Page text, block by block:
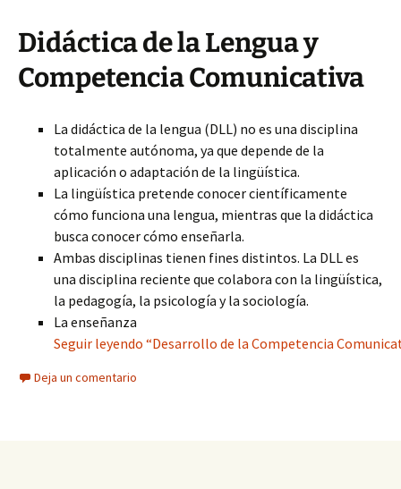
Didáctica de la Lengua y
Competencia Comunicativa
La didáctica de la lengua (DLL) no es una disciplina
totalmente autónoma, ya que depende de la
aplicación o adaptación de la lingüística.
La lingüística pretende conocer científicamente
cómo funciona una lengua, mientras que la didáctica
busca conocer cómo enseñarla.
Ambas disciplinas tienen fines distintos. La DLL es
una disciplina reciente que colabora con la lingüística,
la pedagogía, la psicología y la sociología.
La enseñanza
Seguir leyendo “Desarrollo de la Competencia
Deja un comentario